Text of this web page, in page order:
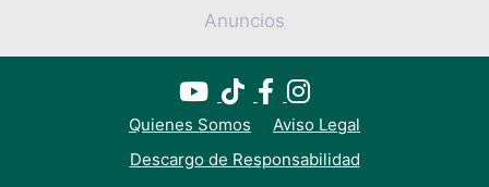
Anuncios
Quienes Somos
Aviso Legal
Descargo de Responsabilidad